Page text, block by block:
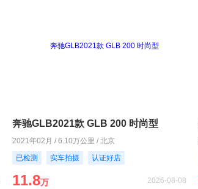
奔驰GLB2021款 GLB 200 时尚型
2021年02月 / 6.10万公里 / 北京
已检测
实车拍摄 认证好店
11.8万 2026-08-08